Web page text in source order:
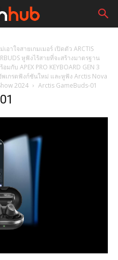
เอาใจสายเกมเมอร์ เปิดตัว ARCTIS
หูฟังไร้สายที่จะสร้างมาตรฐาน
กับ APEX PRO KEYBOARD GEN 3
พเกรดฟังก์ชันใหม่ และหูฟัง Arctis Nova
2024
Arctis GameBuds-01